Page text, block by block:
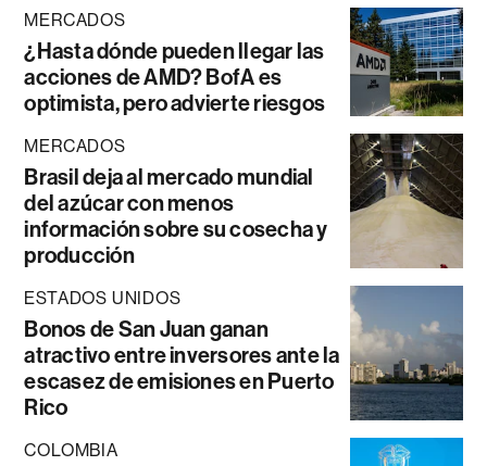
MERCADOS
¿Hasta dónde pueden llegar las
acciones de AMD? BofA es
optimista, pero advierte riesgos
MERCADOS
Brasil deja al mercado mundial
del azúcar con menos
información sobre su cosecha y
producción
ESTADOS UNIDOS
Bonos de San Juan ganan
atractivo entre inversores ante la
escasez de emisiones en Puerto
Rico
COLOMBIA